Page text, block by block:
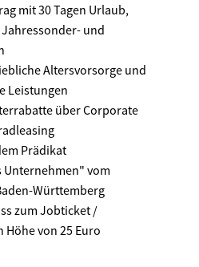
mit 30 Tagen Urlaub,
und
Altersvorsorge und
Leistungen
über Corporate
Prädikat
Unternehmen" vom
Württemberg
zum Jobticket /
von 25 Euro